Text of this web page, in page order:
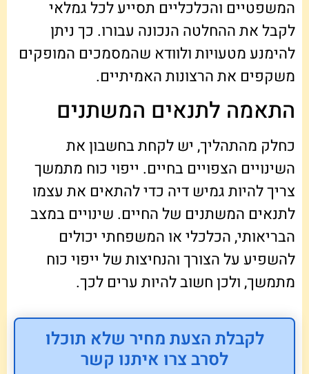
המשפטיים והכלכליים תסייע לכל גמלאי
לקבל את ההחלטה הנכונה עבורו. כך ניתן
להימנע מטעויות ולוודא שהמסמכים המופקים
משקפים את הרצונות האמיתיים.
התאמה לתנאים המשתנים
כחלק מהתהליך, יש לקחת בחשבון את
השינויים הצפויים בחיים. ייפוי כוח מתמשך
צריך להיות גמיש דיה כדי להתאים את עצמו
לתנאים המשתנים של החיים. שינויים במצב
הבריאותי, הכלכלי או המשפחתי יכולים
להשפיע על הצורך והנחיצות של ייפוי כוח
מתמשך, ולכן חשוב להיות ערים לכך.
לקבלת הצעת מחיר שלא תוכלו
לסרב צרו איתנו קשר